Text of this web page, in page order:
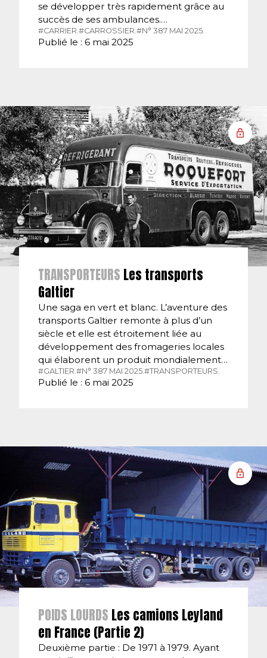
se développer très rapidement grâce au
succès de ses ambulances.…
#CARRIER.#CARROSSIER.#N° 387 MAI 2025.
Publié le : 6 mai 2025
TRANSPORTEURS Les transports
Galtier
Une saga en vert et blanc. L’aventure des
transports Galtier remonte à plus d’un
siècle et elle est étroitement liée au
développement des fromageries locales
qui élaborent un produit mondialement…
#GALTIER.#N° 387 MAI 2025.#TRANSPORTEURS.
Publié le : 6 mai 2025
POIDS LOURDS Les camions Leyland
en France (Partie 2)
Deuxième partie : De 1971 à 1979. Ayant